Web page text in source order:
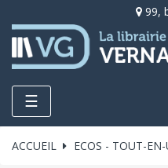
99,
Toggle
navigation
☰
ACCUEIL ECOS - TOUT-